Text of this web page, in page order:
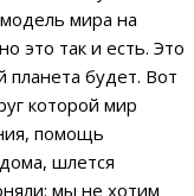
мира на
это так и есть. Это
планета будет. Вот
которой мир
помощь
шлется
мы не хотим